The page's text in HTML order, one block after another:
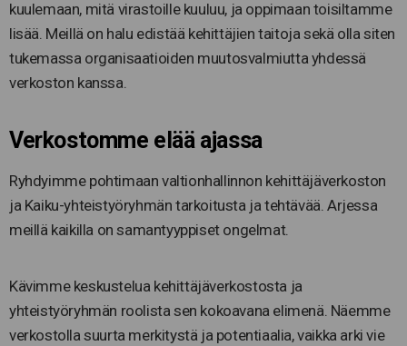
kuulemaan, mitä virastoille kuuluu, ja oppimaan toisiltamme
lisää. Meillä on halu edistää kehittäjien taitoja sekä olla siten
tukemassa organisaatioiden muutosvalmiutta yhdessä
verkoston kanssa.
Verkostomme elää ajassa
Ryhdyimme pohtimaan valtionhallinnon kehittäjäverkoston
ja Kaiku-yhteistyöryhmän tarkoitusta ja tehtävää. Arjessa
meillä kaikilla on samantyyppiset ongelmat.
Kävimme keskustelua kehittäjäverkostosta ja
yhteistyöryhmän roolista sen kokoavana elimenä. Näemme
verkostolla suurta merkitystä ja potentiaalia, vaikka arki vie